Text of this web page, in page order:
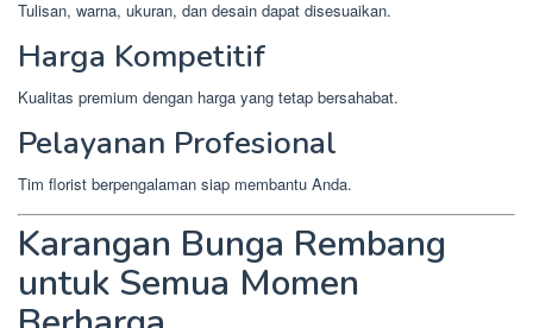
Tulisan, warna, ukuran, dan desain dapat disesuaikan.
Harga Kompetitif
Kualitas premium dengan harga yang tetap bersahabat.
Pelayanan Profesional
Tim florist berpengalaman siap membantu Anda.
Karangan Bunga Rembang
untuk Semua Momen